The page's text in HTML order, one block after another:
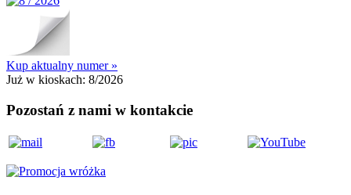
Kup aktualny numer »
Już w kioskach: 8/2026
Pozostań z nami w kontakcie